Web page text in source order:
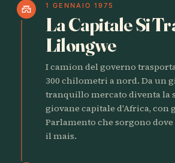
castle 1 GENNAIO 1975
La Capitale Si
Lilongwe
I camion del governo
300 chilometri a nord. Da un
tranquillo mercato diventa la
giovane capitale d'Africa, con
Parlamento che sorgono
il mais.